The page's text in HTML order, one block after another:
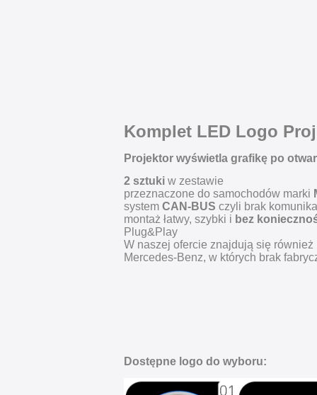
Komplet LED Logo
Projektor wyświetla grafikę po
2 sztukiw zestawie
przeznaczone do samochodów marki
system CAN-BUS czyli brak
montaż łatwy, szybki i bez
Plug&Play
W naszej ofercie znajdują się
Mercedes-Benz, w których brak
Dostępne logo do wyboru: